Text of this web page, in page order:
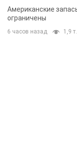
Американские
ограничены
6 часов назад 1,9 т.